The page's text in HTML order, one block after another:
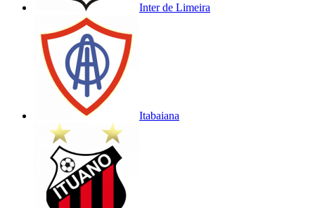
Inter de Limeira
Itabaiana